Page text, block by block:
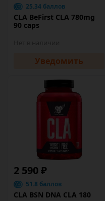
25.34 баллов
CLA BeFirst CLA 780mg
90 caps
Уведомить
2 590 ₽
51.8 баллов
CLA BSN DNA CLA 180